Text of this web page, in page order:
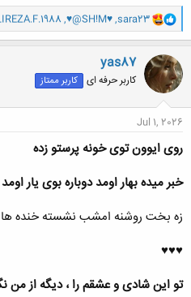
و
ا
ک
ن
ش
ه
:
sara23
,
♥@SH!M♥
,
yas87
کاربر حرفه ای کاربر ممتاز
Jul 1, 2026
روی ایوون توی خونه پرستو زده
خبر میده بهار اومد دوباره بوی یار اومد
زه بخت روشنه امشب نشسته خنده
♥♥♥
تو این شادی و عشقم را ، دیگه از من